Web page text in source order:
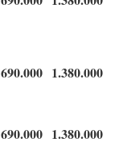
690.000 1.380.000
690.000 1.380.000